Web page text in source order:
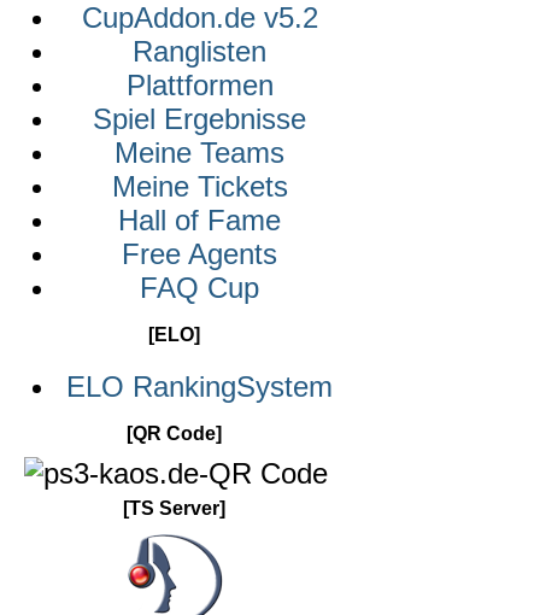
CupAddon.de v5.2
Ranglisten
Plattformen
Spiel Ergebnisse
Meine Teams
Meine Tickets
Hall of Fame
Free Agents
FAQ Cup
[ELO]
ELO RankingSystem
[QR Code]
[TS Server]